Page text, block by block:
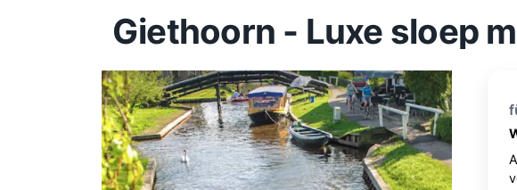
Giethoorn - Luxe sloep